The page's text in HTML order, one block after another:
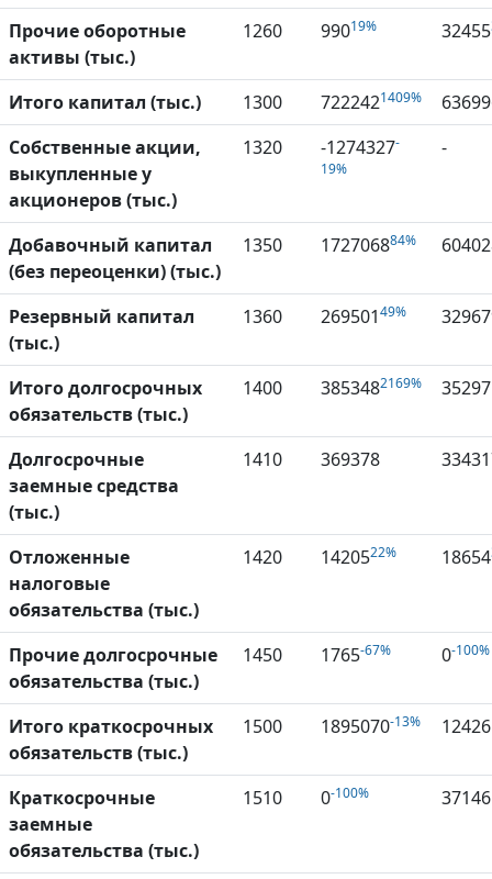
Прочие оборотные
активы (тыс.)
1260 99019% 32455
Итого капитал (тыс.) 1300 7222421409%
Собственные акции,
выкупленные у
акционеров (тыс.)
1320 -1274327-
19%
-
Добавочный капитал
(без переоценки) (тыс.)
1350 172706884%
Резервный капитал
(тыс.)
1360 26950149%
Итого долгосрочных
обязательств (тыс.)
1400 3853482169%
Долгосрочные
заемные средства
(тыс.)
1410 369378
Отложенные
налоговые
обязательства (тыс.)
1420 1420522% 18654
Прочие долгосрочные
обязательства (тыс.)
1450 1765-67% 0-100%
Итого краткосрочных
обязательств (тыс.)
1500 1895070-13%
Краткосрочные
заемные
обязательства (тыс.)
1510 0-100% 37146